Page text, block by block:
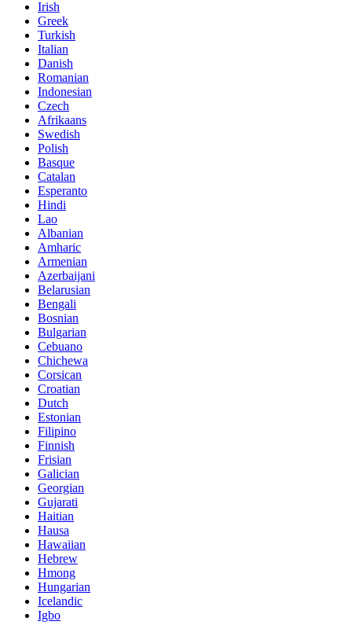
Irish
Greek
Turkish
Italian
Danish
Romanian
Indonesian
Czech
Afrikaans
Swedish
Polish
Basque
Catalan
Esperanto
Hindi
Lao
Albanian
Amharic
Armenian
Azerbaijani
Belarusian
Bengali
Bosnian
Bulgarian
Cebuano
Chichewa
Corsican
Croatian
Dutch
Estonian
Filipino
Finnish
Frisian
Galician
Georgian
Gujarati
Haitian
Hausa
Hawaiian
Hebrew
Hmong
Hungarian
Icelandic
Igbo